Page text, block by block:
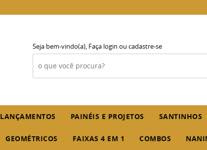
Seja bem-vindo(a), Faça login ou cadastre-se
LANÇAMENTOS PAINÉIS E PROJETOS SANTINHOS
GEOMÉTRICOS FAIXAS 4 EM 1 COMBOS